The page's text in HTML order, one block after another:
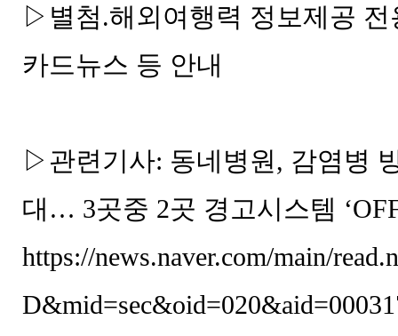
▷별첨.해외여행력 정보제공 전
카드뉴스 등 안내
▷관련기사: 동네병원, 감염병
대… 3곳중 2곳 경고시스템
https://news.naver.com/main/